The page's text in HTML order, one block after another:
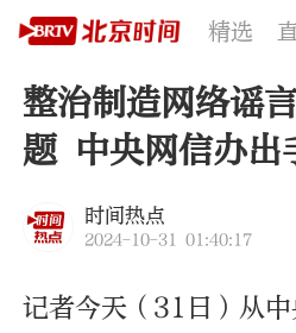
精选
整治制造网络谣
题 中央网信办出
时间热点
2024-10-31 01:40:17
记者今天（31日）从中